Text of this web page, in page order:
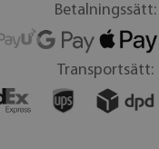
Betalningssätt:
Transportsätt: